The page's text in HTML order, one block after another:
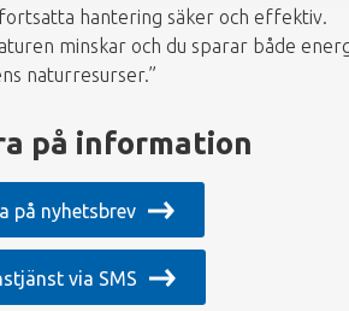
hantering säker och effektiv.
minskar och du sparar både
naturresurser.”
på information
på nyhetsbrev
via SMS